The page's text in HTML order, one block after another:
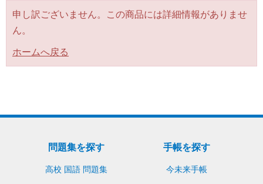
申し訳ございません。この商品には詳細情報がありませ
ん。
ホームへ戻る
問題集を探す
高校 国語 問題集
手帳を探す
今未来手帳